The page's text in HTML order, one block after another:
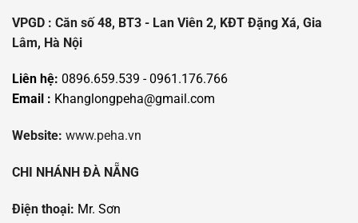
VPGD : Căn số 48, BT3 - Lan Viên 2, KĐT Đặng Xá, Gia
Lâm, Hà Nội
Liên hệ: 0896.659.539 - 0961.176.766
Email : Khanglongpeha@gmail.com
Website: www.peha.vn
CHI NHÁNH ĐÀ NẴNG
Điện thoại: Mr. Sơn